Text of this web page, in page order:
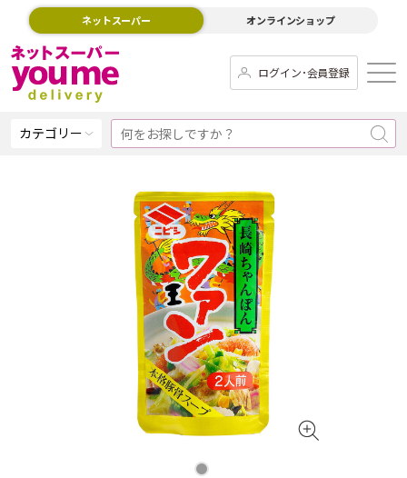
ネットスーパー オンラインショップ
ログイン･会員登録
カテゴリー